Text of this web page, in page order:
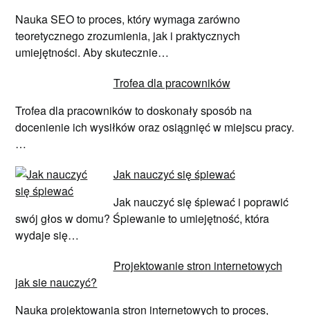
Nauka SEO to proces, który wymaga zarówno
teoretycznego zrozumienia, jak i praktycznych
umiejętności. Aby skutecznie…
Trofea dla pracowników
Trofea dla pracowników to doskonały sposób na
docenienie ich wysiłków oraz osiągnięć w miejscu pracy.
…
Jak nauczyć się śpiewać
Jak nauczyć się śpiewać i poprawić
swój głos w domu? Śpiewanie to umiejętność, która
wydaje się…
Projektowanie stron internetowych
jak sie nauczyć?
Nauka projektowania stron internetowych to proces,